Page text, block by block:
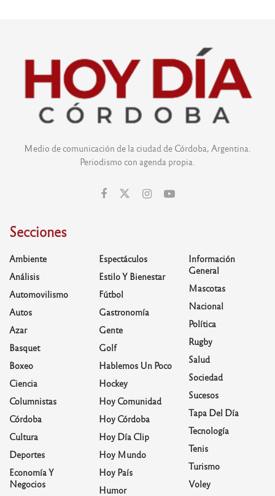
Medio de comunicación de la ciudad de Córdoba, Argentina.
Periodismo con agenda propia.
Secciones
Ambiente
Análisis
Automovilismo
Autos
Azar
Basquet
Boxeo
Ciencia
Columnistas
Córdoba
Cultura
Deportes
Economía Y
Negocios
Espectáculos
Estilo Y Bienestar
Fútbol
Gastronomía
Gente
Golf
Hablemos Un Poco
Hockey
Hoy Comunidad
Hoy Córdoba
Hoy Día Clip
Hoy Mundo
Hoy País
Humor
Información
General
Mascotas
Nacional
Política
Rugby
Salud
Sociedad
Sucesos
Tapa Del Día
Tecnología
Tenis
Turismo
Voley